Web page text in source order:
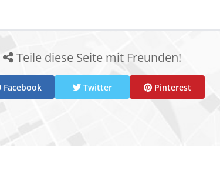
Teile diese Seite mit Freunden!
Facebook Twitter Pinterest